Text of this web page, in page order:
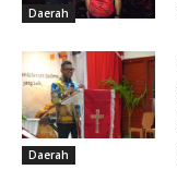
Daerah
Daerah